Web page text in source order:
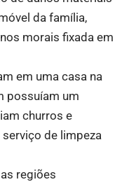
da família,
morais fixada em
em uma casa na
possuíam um
churros e
de limpeza
regiões